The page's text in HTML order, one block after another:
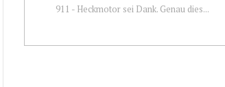
911 - Heckmotor sei Dank. Genau dies...